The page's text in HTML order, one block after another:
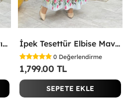
İpek Tesettür Elbise Sarı Sarı İpek Tesettür Elbise Mavi Mavi
0 Değerlendirme
1,799.00 TL
SEPETE EKLE